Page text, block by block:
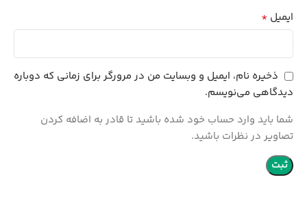
ایمیل *
ذخیره نام، ایمیل و وبسایت من در مرورگر برای زمانی که دوباره
دیدگاهی می‌نویسم.
شما باید وارد حساب خود شده باشید تا قادر به اضافه کردن
تصاویر در نظرات باشید.